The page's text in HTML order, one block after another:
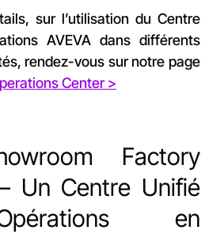
sur l’utilisation du Centre
AVEVA dans différents
rendez-vous sur notre page
Center >
Factory
Un Centre Unifié
en